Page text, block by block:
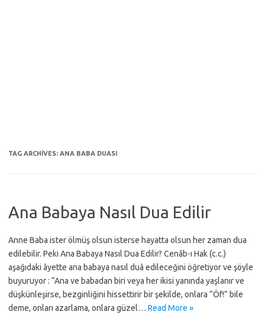
TAG ARCHIVES: ANA BABA DUASI
Ana Babaya Nasıl Dua Edilir
Anne Baba ister ölmüş olsun isterse hayatta olsun her zaman dua
edilebilir. Peki Ana Babaya Nasıl Dua Edilir? Cenâb-ı Hak (c.c.)
aşağıdaki âyette ana babaya nasıl duâ edileceğini öğretiyor ve şöyle
buyuruyor : “Ana ve babadan biri veya her ikisi yanında yaşlanır ve
düşkünleşirse, bezginliğini hissettirir bir şekilde, onlara “Öf!” bile
deme, onları azarlama, onlara güzel… Read More »